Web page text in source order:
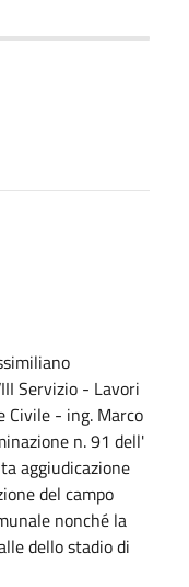
Servizio - Lavori
Civile - ing. Marco
n. 91 dell'
aggiudicazione
del campo
nonché la
dello stadio di